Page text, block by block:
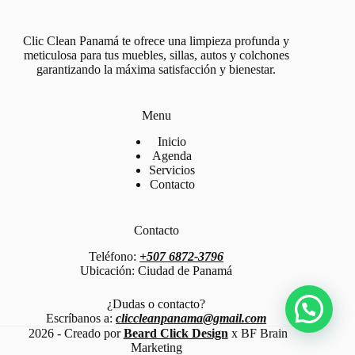
Clic Clean Panamá te ofrece una limpieza profunda y
meticulosa para tus muebles, sillas, autos y colchones
garantizando la máxima satisfacción y bienestar.
Menu
Inicio
Agenda
Servicios
Contacto
Contacto
Teléfono: +507 6872-3796
Ubicación: Ciudad de Panamá
¿Dudas o contacto?
Escríbanos a:cliccleanpanama@gmail.com
2026 - Creado porBeard Click Design x BF Brain
Marketing